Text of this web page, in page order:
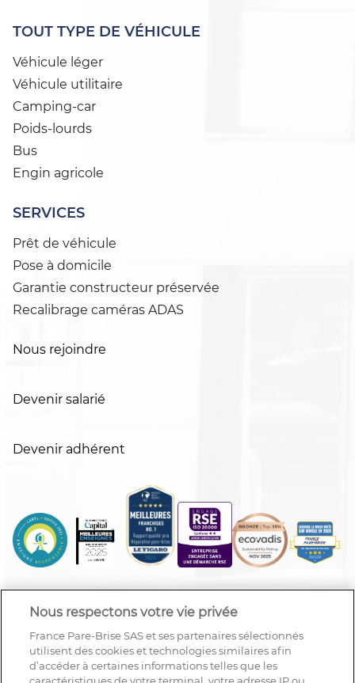
TOUT TYPE DE VÉHICULE
Véhicule léger
Véhicule utilitaire
Camping-car
Poids-lourds
Bus
Engin agricole
SERVICES
Prêt de véhicule
Pose à domicile
Garantie constructeur préservée
Recalibrage caméras ADAS
Nous rejoindre
Devenir salarié
Devenir adhérent
Nous respectons votre vie privée
France Pare-Brise SAS et ses partenaires sélectionnés
utilisent des cookies et technologies similaires afin
d’accéder à certaines informations telles que les